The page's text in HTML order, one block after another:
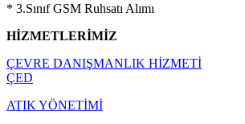
* 3.Sınıf GSM Ruhsatı Alımı
HİZMETLERİMİZ
ÇEVRE DANIŞMANLIK HİZMETİ
ÇED
ATIK YÖNETİMİ